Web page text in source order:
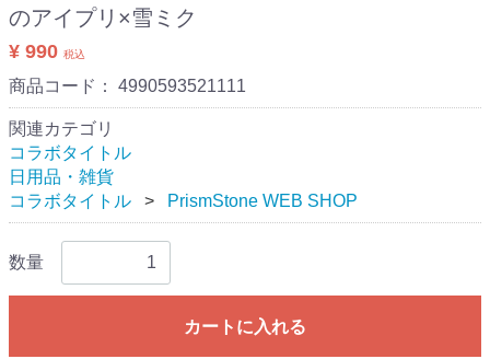
のアイプリ×雪ミク
¥ 990 税込
商品コード： 4990593521111
関連カテゴリ
コラボタイトル
日用品・雑貨
コラボタイトル
PrismStone WEB SHOP
数量
カートに入れる